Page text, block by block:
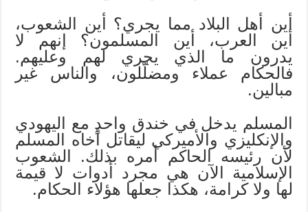
أين أهل البلاد مما يجري؟ أين الشعوب،
أين العرب، أين المسلمون؟ إنهم لا
يدرون ما الذي يجري لهم وعليهم.
فالحكام عملاء ومضلّلون، والناس غير
مبالين.
المسلم يدخل في خندق واحدٍ مع اليهودي
والإنكليزي والأميركي ليقاتل أخاه المسلم
لأن رئيسه الحاكم أمره بذلك. الشعوب
الإسلامية الآن هي مجرد أدوات لا قيمة
لها ولا كرامة، هكذا جعلها هؤلاء الحكام.